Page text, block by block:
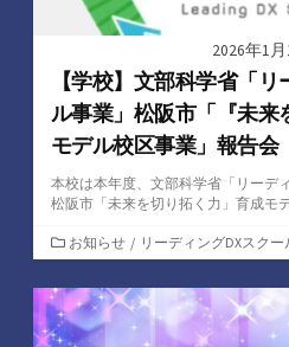
2026年1
【学校】文部科学省「
ル事業」松阪市「『未来
モデル校区事業」報告会
本校は本年度、文部科学省「リーデ
松阪市「未来を切り拓く力」育成モ
カ
テ
ゴ
リ
ー
お知らせ / リーディングDXスクー